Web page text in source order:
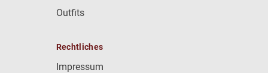
Outfits
Rechtliches
Impressum